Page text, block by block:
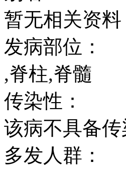
暂无相关资料
发病部位：
,脊柱,脊髓
传染性：
该病不具备传
多发人群：